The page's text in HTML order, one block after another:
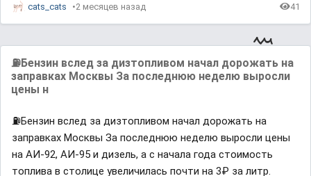
cats_cats 2 месяцев назад 41
⛽️Бензин вслед за дизтопливом начал дорожать на
заправках Москвы За последнюю неделю выросли
цены н
⛽️Бензин вслед за дизтопливом начал дорожать на
заправках Москвы За последнюю неделю выросли цены
на АИ-92, АИ-95 и дизель, а с начала года стоимость
топлива в столице увеличилась почти на 3₽ за литр.